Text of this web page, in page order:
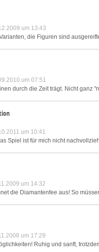
um 13:43
die Figuren sind
um 07:51
durch die Zeit trägt. Nicht
um 10:41
Spiel ist für mich nicht
um 14:32
die Diamantenfee aus! So
um 17:29
Ruhig und sanft,